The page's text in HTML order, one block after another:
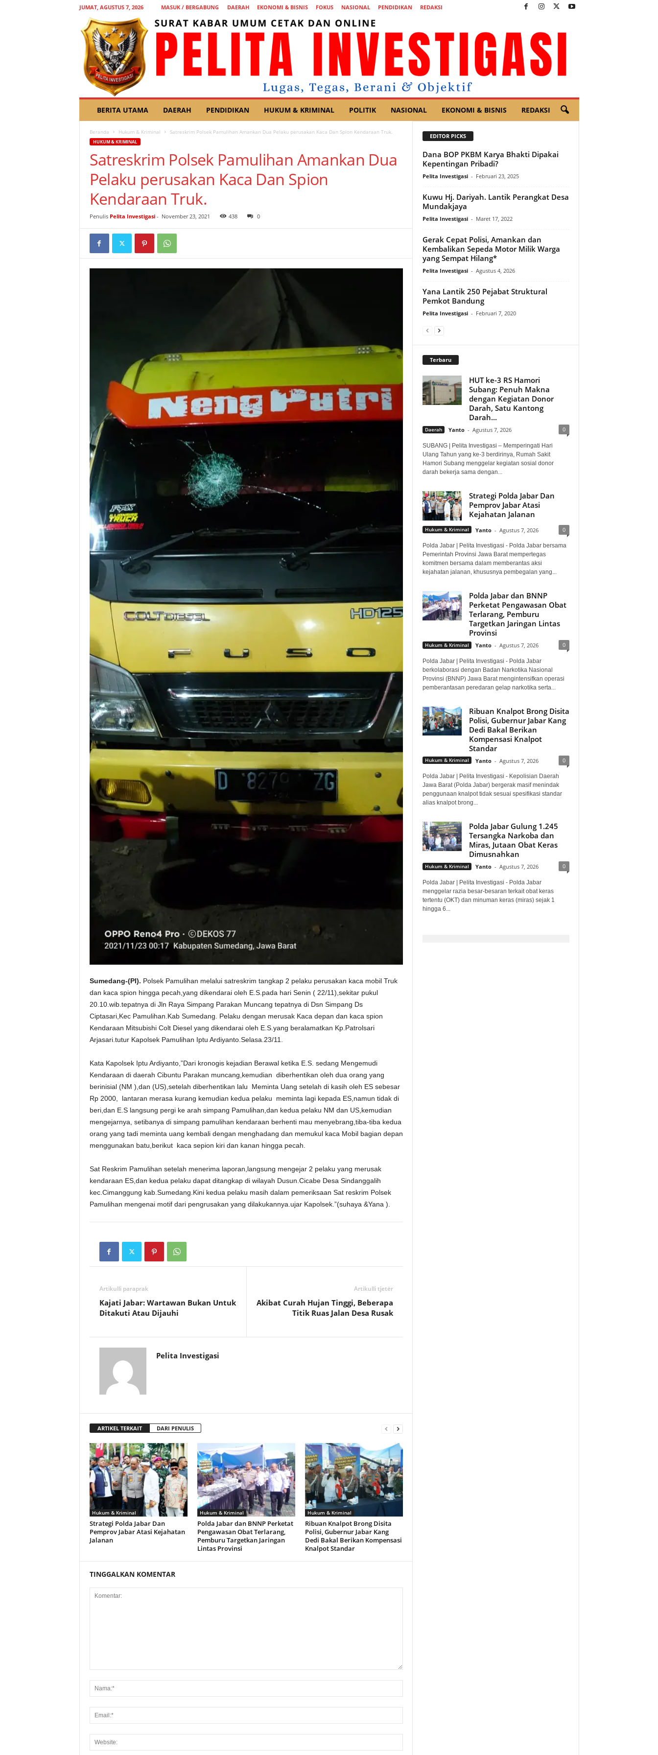
JUMAT, AGUSTUS 7, 2026 MASUK / BERGABUNG DAERAH EKONOMI & BISNIS FOKUS NASIONAL PENDIDIKAN REDAKSI
L
S
BERITA UTAMA DAERAH PENDIDIKAN HUKUM & KRIMINAL POLITIK NASIONAL EKONOMI & BISNIS REDAKSI
Beranda Hukum & Kriminal Satreskrim Polsek Pamulihan Amankan Dua Pelaku perusakan Kaca Dan Spion Kendaraan Truk.
HUKUM & KRIMINAL
Satreskrim Polsek Pamulihan Amankan Dua
Pelaku perusakan Kaca Dan Spion
Kendaraan Truk.
Penulis Pelita Investigasi- November 23, 2021 438 0
Sumedang-(PI). Polsek Pamulihan melalui satreskrim tangkap 2 pelaku perusakan kaca mobil Truk
dan kaca spion hingga pecah,yang dikendarai oleh E.S.pada hari Senin ( 22/11),sekitar pukul
20.10.wib.tepatnya di Jln Raya Simpang Parakan Muncang tepatnya di Dsn Simpang Ds
Ciptasari,Kec Pamulihan.Kab Sumedang. Pelaku dengan merusak Kaca depan dan kaca spion
Kendaraan Mitsubishi Colt Diesel yang dikendarai oleh E.S.yang beralamatkan Kp.Patrolsari
Arjasari.tutur Kapolsek Pamulihan Iptu Ardiyanto.Selasa.23/11.
Kata Kapolsek Iptu Ardiyanto,”Dari kronogis kejadian Berawal ketika E.S. sedang Mengemudi
Kendaraan di daerah Cibuntu Parakan muncang,kemudian diberhentikan oleh dua orang yang
berinisial (NM ),dan (US),setelah diberhentikan lalu Meminta Uang setelah di kasih oleh ES sebesar
Rp 2000, lantaran merasa kurang kemudian kedua pelaku meminta lagi kepada ES,namun tidak di
beri,dan E.S langsung pergi ke arah simpang Pamulihan,dan kedua pelaku NM dan US,kemudian
mengejarnya, setibanya di simpang pamulihan kendaraan berhenti mau menyebrang,tiba-tiba kedua
orang yang tadi meminta uang kembali dengan menghadang dan memukul kaca Mobil bagian depan
menggunakan batu,berikut kaca sepion kiri dan kanan hingga pecah.
Sat Reskrim Pamulihan setelah menerima laporan,langsung mengejar 2 pelaku yang merusak
kendaraan ES,dan kedua pelaku dapat ditangkap di wilayah Dusun.Cicabe Desa Sindanggalih
kec.Cimanggung kab.Sumedang.Kini kedua pelaku masih dalam pemeriksaan Sat reskrim Polsek
Pamulihan mengenai motif dari pengrusakan yang dilakukannya.ujar Kapolsek.”(suhaya &Yana ).
Artikulli paraprak
Kajati Jabar: Wartawan Bukan Untuk
Ditakuti Atau Dijauhi
Artikulli tjetër
Akibat Curah Hujan Tinggi, Beberapa
Titik Ruas Jalan Desa Rusak
Pelita Investigasi
ARTIKEL TERKAIT DARI PENULIS
Hukum & Kriminal
Strategi Polda Jabar Dan
Pemprov Jabar Atasi Kejahatan
Jalanan
Hukum & Kriminal
Polda Jabar dan BNNP Perketat
Pengawasan Obat Terlarang,
Pemburu Targetkan Jaringan
Lintas Provinsi
Hukum & Kriminal
Ribuan Knalpot Brong Disita
Polisi, Gubernur Jabar Kang
Dedi Bakal Berikan Kompensasi
Knalpot Standar
TINGGALKAN KOMENTAR
EDITOR PICKS
Dana BOP PKBM Karya Bhakti Dipakai
Kepentingan Pribadi?
Pelita Investigasi - Februari 23, 2025
Kuwu Hj. Dariyah. Lantik Perangkat Desa
Mundakjaya
Pelita Investigasi - Maret 17, 2022
Gerak Cepat Polisi, Amankan dan
Kembalikan Sepeda Motor Milik Warga
yang Sempat Hilang*
Pelita Investigasi - Agustus 4, 2026
Yana Lantik 250 Pejabat Struktural
Pemkot Bandung
Pelita Investigasi - Februari 7, 2020
Terbaru
HUT ke-3 RS Hamori
Subang: Penuh Makna
dengan Kegiatan Donor
Darah, Satu Kantong
Darah...
Daerah Yanto - Agustus 7, 2026 0
SUBANG | Pelita Investigasi – Memperingati Hari
Ulang Tahun yang ke-3 berdirinya, Rumah Sakit
Hamori Subang menggelar kegiatan sosial donor
darah bekerja sama dengan...
Strategi Polda Jabar Dan
Pemprov Jabar Atasi
Kejahatan Jalanan
Hukum & Kriminal Yanto - Agustus 7, 2026 0
Polda Jabar | Pelita Investigasi - Polda Jabar bersama
Pemerintah Provinsi Jawa Barat mempertegas
komitmen bersama dalam memberantas aksi
kejahatan jalanan, khususnya pembegalan yang...
Polda Jabar dan BNNP
Perketat Pengawasan Obat
Terlarang, Pemburu
Targetkan Jaringan Lintas
Provinsi
Hukum & Kriminal Yanto - Agustus 7, 2026 0
Polda Jabar | Pelita Investigasi - Polda Jabar
berkolaborasi dengan Badan Narkotika Nasional
Provinsi (BNNP) Jawa Barat mengintensifkan operasi
pemberantasan peredaran gelap narkotika serta...
Ribuan Knalpot Brong Disita
Polisi, Gubernur Jabar Kang
Dedi Bakal Berikan
Kompensasi Knalpot
Standar
Hukum & Kriminal Yanto - Agustus 7, 2026 0
Polda Jabar | Pelita Investigasi - Kepolisian Daerah
Jawa Barat (Polda Jabar) bergerak masif menindak
penggunaan knalpot tidak sesuai spesifikasi standar
alias knalpot brong...
Polda Jabar Gulung 1.245
Tersangka Narkoba dan
Miras, Jutaan Obat Keras
Dimusnahkan
Hukum & Kriminal Yanto - Agustus 7, 2026 0
Polda Jabar | Pelita Investigasi - Polda Jabar
menggelar razia besar-besaran terkait obat keras
tertentu (OKT) dan minuman keras (miras) sejak 1
hingga 6...